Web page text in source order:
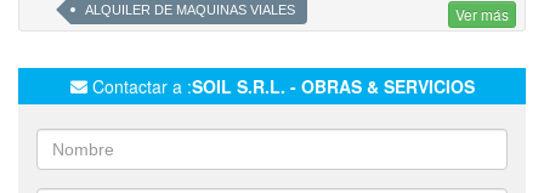
ALQUILER DE MAQUINAS VIALES
LIMPIEZA DE PREDIOS ZANJEOS
Ver más
Contactar a :SOIL S.R.L. - OBRAS & SERVICIOS